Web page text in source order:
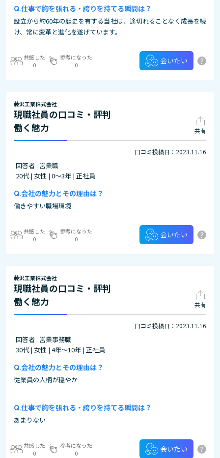
仕事で胸を張れる・誇りを持てる瞬間は？
設立から約60年の歴史を有する当社は、途切れることなく成長を続
け、常に変革と進化を遂げています。
共感した
0
参考になった
0
会いたい ?
藤沢工業株式会社
現職社員の口コミ・評判
働く魅力
共有
口コミ投稿日：2023.11.16
回答者 : 営業職
20代 | 女性 | 0～3年 | 正社員
会社の魅力とその理由は？
働きやすい職場環境
共感した
0
参考になった
0
会いたい ?
藤沢工業株式会社
現職社員の口コミ・評判
働く魅力
共有
口コミ投稿日：2023.11.16
回答者 : 営業事務職
30代 | 女性 | 4年～10年 | 正社員
会社の魅力とその理由は？
従業員の人柄が穏やか
仕事で胸を張れる・誇りを持てる瞬間は？
あまりない
共感した
0
参考になった
0
会いたい ?